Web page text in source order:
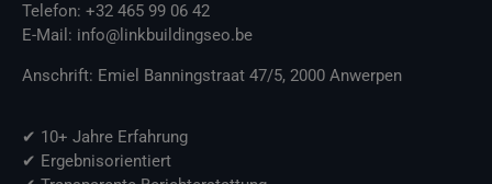
Telefon: +32 465 99 06 42
E-Mail: info@linkbuildingseo.be
Anschrift: Emiel Banningstraat 47/5, 2000 Anwerpen
✔ 10+ Jahre Erfahrung
✔ Ergebnisorientiert